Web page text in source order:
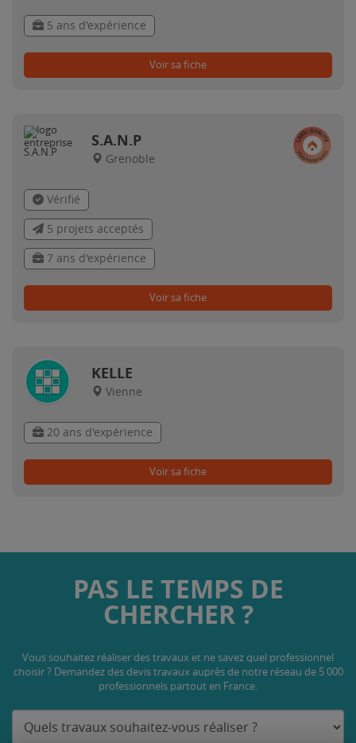
5 ans d'expérience
Voir sa fiche
S.A.N.P
Grenoble
Vérifié
5 projets acceptés
7 ans d'expérience
Voir sa fiche
KELLE
Vienne
20 ans d'expérience
Voir sa fiche
PAS LE TEMPS DE
CHERCHER ?
Vous souhaitez réaliser des travaux et ne savez quel professionnel
choisir ? Demandez des devis travaux auprès de notre réseau de 5 000
professionnels partout en France.